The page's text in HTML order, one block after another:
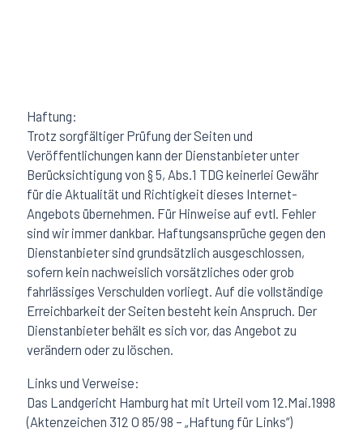
Haftung:
Trotz sorgfältiger Prüfung der Seiten und
Veröffentlichungen kann der Dienstanbieter unter
Berücksichtigung von § 5, Abs.1 TDG keinerlei Gewähr
für die Aktualität und Richtigkeit dieses Internet-
Angebots übernehmen. Für Hinweise auf evtl. Fehler
sind wir immer dankbar. Haftungsansprüche gegen den
Dienstanbieter sind grundsätzlich ausgeschlossen,
sofern kein nachweislich vorsätzliches oder grob
fahrlässiges Verschulden vorliegt. Auf die vollständige
Erreichbarkeit der Seiten besteht kein Anspruch. Der
Dienstanbieter behält es sich vor, das Angebot zu
verändern oder zu löschen.
Links und Verweise:
Das Landgericht Hamburg hat mit Urteil vom 12.Mai.1998
(Aktenzeichen 312 O 85/98 – „Haftung für Links“)